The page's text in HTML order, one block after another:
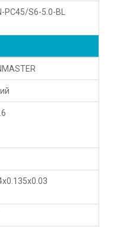
PC45/S6-5.0-BL